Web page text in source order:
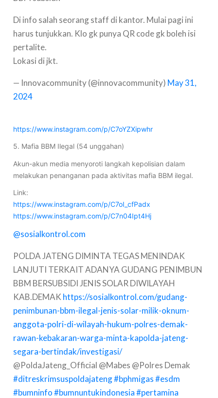
Di info salah seorang staff di kantor. Mulai pagi ini
harus tunjukkan. Klo gk punya QR code gk boleh isi
pertalite.
Lokasi di jkt.
— Innovacommunity (@innovacommunity) May 31,
2024
https://www.instagram.com/p/C7oYZXipwhr
5. Mafia BBM Ilegal (54 unggahan)
Akun-akun media menyoroti langkah kepolisian dalam
melakukan penanganan pada aktivitas mafia BBM ilegal.
Link:
https://www.instagram.com/p/C7oI_cfPadx
https://www.instagram.com/p/C7n04Ipt4Hj
@sosialkontrol.com
POLDA JATENG DIMINTA TEGAS MENINDAK
LANJUTI TERKAIT ADANYA GUDANG PENIMBUN
BBM BERSUBSIDI JENIS SOLAR DIWILAYAH
KAB.DEMAK https://sosialkontrol.com/gudang-
penimbunan-bbm-ilegal-jenis-solar-milik-oknum-
anggota-polri-di-wilayah-hukum-polres-demak-
rawan-kebakaran-warga-minta-kapolda-jateng-
segara-bertindak/investigasi/
@PoldaJateng_Official @Mabes @Polres Demak
#ditreskrimsuspoldajateng#bphmigas#esdm
#bumninfo#bumnuntukindonesia#pertamina